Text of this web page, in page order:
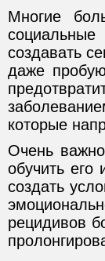
Многие
социальные
создавать
даже
которые
Очень
обучить
создать
рецидивов